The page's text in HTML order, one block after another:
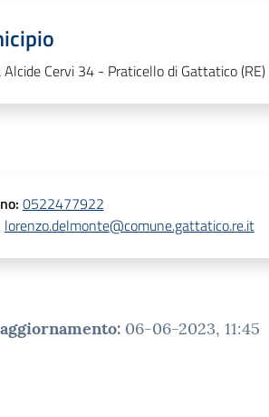
Alcide Cervi 34 - Praticello di Gattatico
: 0522477922
lorenzo.delmonte@comune.gattatico.re.it
: 06-06-2023, 11:45